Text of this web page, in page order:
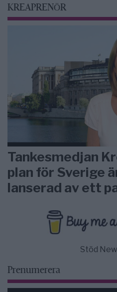
KREAPRENÖR
Tankesmedjan
plan för Sverige
lanserad av ett
Stöd
Prenumerera